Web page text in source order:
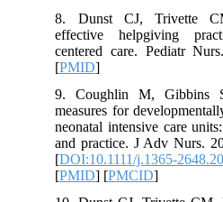
8. Dunst CJ, Trivette
effective helpgiving
centered care. Pediatr
[PMID
9. Coughlin M,
measures for
neonatal intensive care
and practice. J Adv Nurs.
[DOI:10.1111/j.1365-
[PMID] [PMCID